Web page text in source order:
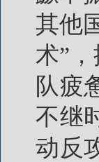
其他
术”
队疲
不继
动反